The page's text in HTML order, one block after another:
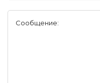
Сообщение: